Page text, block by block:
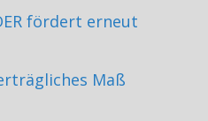
fördert erneut
Maß